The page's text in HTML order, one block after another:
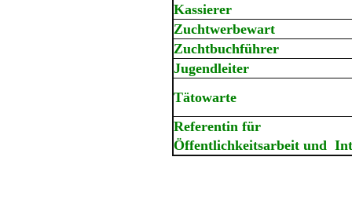
Kassierer
Zuchtwerbewart
Zuchtbuchführer
Jugendleiter
Tätowarte
Referentin für
Öffentlichkeitsarbeit und